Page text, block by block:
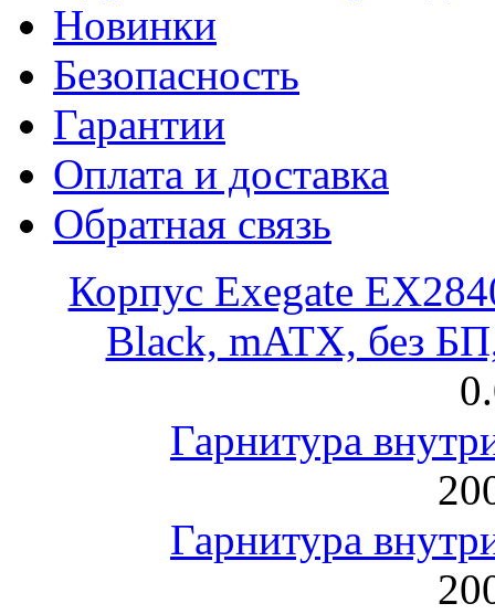
Новинки
Безопасность
Гарантии
Оплата и доставка
Обратная связь
Корпус Exegate
Black, mATX, без
Гарнитура
Гарнитура